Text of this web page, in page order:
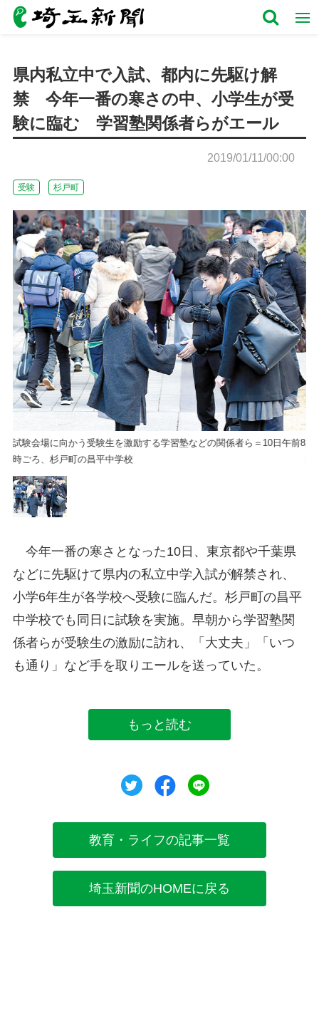
県内私立中で入試、都内に先駆け解
禁 今年一番の寒さの中、小学生が受
験に臨む 学習塾関係者らがエール
2019/01/11/00:00
受験 杉戸町
試験会場に向かう受験生を激励する学習塾などの関係者ら＝10日午前8
時ごろ、杉戸町の昌平中学校
今年一番の寒さとなった10日、東京都や千葉県
などに先駆けて県内の私立中学入試が解禁され、
小学6年生が各学校へ受験に臨んだ。杉戸町の昌平
中学校でも同日に試験を実施。早朝から学習塾関
係者らが受験生の激励に訪れ、「大丈夫」「いつ
も通り」など手を取りエールを送っていた。
もっと読む
ツイートシェア
教育・ライフの記事一覧
埼玉新聞のHOMEに戻る